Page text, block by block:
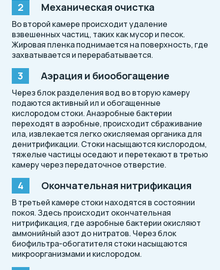
Механическая очистка
Во второй камере происходит удаление
взвешенных частиц, таких как мусор и песок.
Жировая пленка поднимается на поверхность, где
захватывается и перерабатывается.
Аэрация и биообогащение
Через блок разделения вод во вторую камеру
подаются активный ил и обогащенные
кислородом стоки. Анаэробные бактерии
переходят в аэробные, происходит сбраживание
ила, извлекается легко окисляемая органика для
денитрификации. Стоки насыщаются кислородом,
тяжелые частицы оседают и перетекают в третью
камеру через передаточное отверстие.
Окончательная нитрификация
В третьей камере стоки находятся в состоянии
покоя. Здесь происходит окончательная
нитрификация, где аэробные бактерии окисляют
аммонийный азот до нитратов. Через блок
биофильтра-обогатителя стоки насыщаются
микроорганизмами и кислородом.